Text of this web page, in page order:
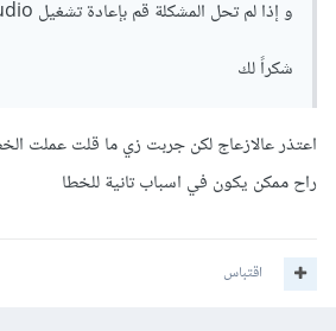
و إذا لم تحل المشكلة قم بإعادة تشغيل android studio
شكراً لك
اعتذر عالازعاج لكن جربت زي ما قلت عملت
راح ممكن يكون في اسباب تانية للخطا
اقتباس